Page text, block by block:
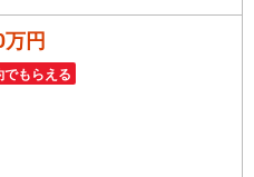
円
でもらえる